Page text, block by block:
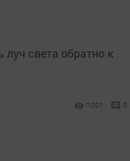
света обратно к
1001 0